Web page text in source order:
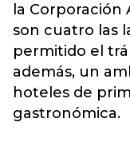
la Corporación
son cuatro las
permitido el
además, un
hoteles de
gastronómica.